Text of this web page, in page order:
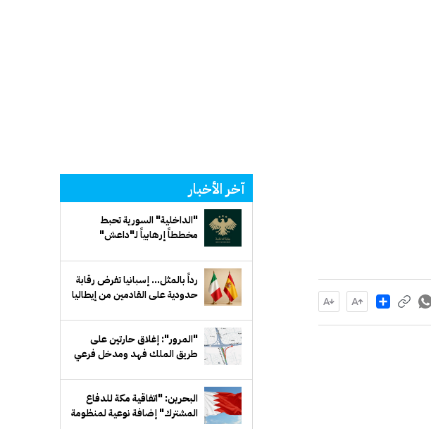
Share
آخر الأخبار
"الداخلية" السورية تحبط
مخططاً إرهابياً لـ"داعش"
دمشق
رداً بالمثل... إسبانيا تفرض رقابة
حدودية على القادمين من إيطاليا
"المرور": إغلاق حارتين على
طريق الملك فهد ومدخل فرعي
البحرين: "اتفاقية مكة للدفاع
المشترك" إضافة نوعية لمنظومة